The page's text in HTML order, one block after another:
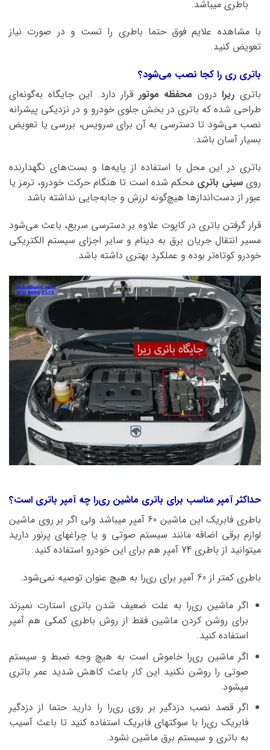
باطری میباشد.
با مشاهده علایم فوق حتما باطری را تست و در صورت نیاز
تعویض کنید.
باتری ری را کجا نصب می‌شود؟
باتری ریرادرون محفظه موتور قرار دارد. این جایگاه به‌گونه‌ای
طراحی شده که باتری در بخش جلوی خودرو و در نزدیکی پیشرانه
نصب می‌شود تا دسترسی به آن برای سرویس، بررسی یا تعویض
بسیار آسان باشد.
باتری در این محل با استفاده از پایه‌ها و بست‌های نگهدارنده
روی سینی باتری محکم شده است تا هنگام حرکت خودرو، ترمز یا
عبور از دست‌اندازها هیچ‌گونه لرزش و جابه‌جایی نداشته باشد.
قرار گرفتن باتری در کاپوت علاوه بر دسترسی سریع، باعث می‌شود
مسیر انتقال جریان برق به دینام و سایر اجزای سیستم الکتریکی
خودرو کوتاه‌تر بوده و عملکرد بهتری داشته باشد.
حداکثر آمپر مناسب برای باتری ماشین ری‌را چه آمپر باتری است؟
باطری فابریک این ماشین 60 آمپر میباشد ولی اگر بر روی ماشین
لوازم برقی اضافه مانند سیستم صوتی و یا چراغهای پرنور دارید
میتوانید از باطری 74 آمپر هم برای این خودرو استفاده کنید.
باطری کمتر از 60 آمپر برای ری‌را به هیچ عنوان توصیه نمی‌شود.
اگر ماشین ری‌را به علت ضعیف شدن باتری استارت نمیزند
برای روشن کردن ماشین فقط از روش باطری کمکی هم آمپر
استفاده کنید.
اگر ماشین ری‌را خاموش است به هیچ وجه ضبط و سیستم
صوتی را روشن نکنید این کار باعث کاهش شدید عمر باتری
میشود.
اگر قصد نصب دزدگیر بر روی ری‌را را دارید حتما از دزدگیر
فابریک ری‌را با سوکتهای فابریک استفاده کنید تا باعث آسیب
به باتری و سیستم برق ماشین نشود.